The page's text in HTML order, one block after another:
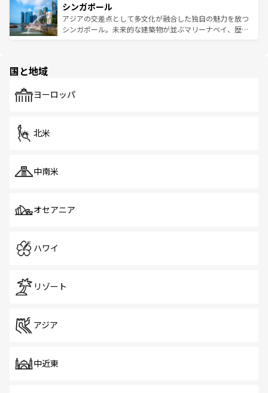
参照してほしい。
激する。気候は一年中温暖で、どの季節にも異なる楽しみ
が待っている。親しみやすいタイの人々、仏教を中心とし
た文化、そして多様な観光資源が、訪れる旅人を魅了し続
み、どこを訪れても感動するはず。観光スポットが密集し
ており、効率よく見どころを回れるのも魅力。息をのむよ
うな絶景から文化的な体験まで、香港を存分に楽しみ尽く
シンガポール
アジアの交差点として多文化が融合した独自の魅力を放つ
シンガポール。未来的な建築物が並ぶマリーナベイ、歴史
で、ホーカーズは地元の風情を楽しめる外せないスポット
国と地域
ヨーロッパ
北米
中南米
オセアニア
ハワイ
リゾート
アジア
中近東